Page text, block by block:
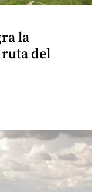
la
del